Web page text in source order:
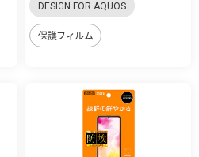
DESIGN FOR AQUOS
保護フィルム